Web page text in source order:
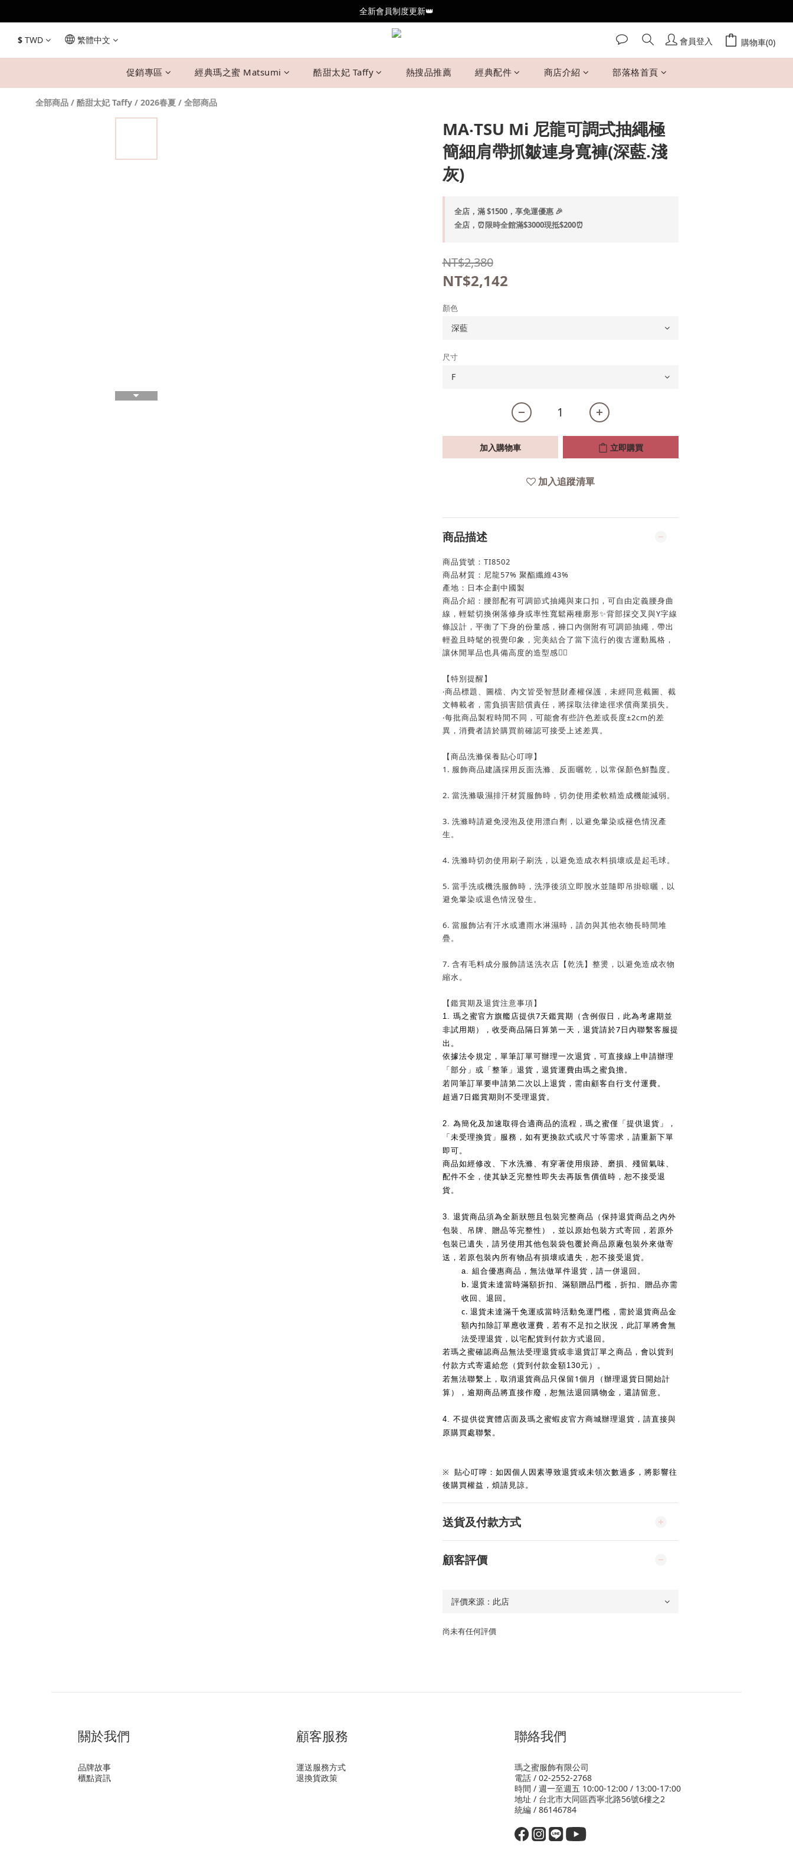
全新會員制度更新👑
全新會員制度更新👑
加入官方LINE🥰最新優惠資訊不錯過
全新會員制度更新👑
$ TWD 繁體中文 會員登入 購物車(0)
促銷專區 經典瑪之蜜 Matsumi 酷甜太妃 Taffy 熱搜品推薦 經典配件 商店介紹 部落格首頁
全部商品 / 酷甜太妃 Taffy / 2026春夏 / 全部商品
MA‧TSU Mi 尼龍可調式抽繩極
簡細肩帶抓皺連身寬褲(深藍.淺
灰)
全店，滿 $1500，享免運優惠 🎉
全店，⏰限時全館滿$3000現抵$200⏰
NT$2,380
NT$2,142
顏色
尺寸
加入購物車 立即購買
加入追蹤清單
商品描述
商品貨號：TI8502
商品材質：尼龍57% 聚酯纖維43%
產地：日本企劃中國製
商品介紹：腰部配有可調節式抽繩與束口扣，可自由定義腰身曲
線，輕鬆切換俐落修身或率性寬鬆兩種廓形✨背部採交叉與Y字線
條設計，平衡了下身的份量感，褲口內側附有可調節抽繩，帶出
輕盈且時髦的視覺印象，完美結合了當下流行的復古運動風格，
讓休閒單品也具備高度的造型感🏃‍♀️
【特別提醒】
‧商品標題、圖檔、內文皆受智慧財產權保護，未經同意截圖、截
文轉載者，需負損害賠償責任，將採取法律途徑求償商業損失。
‧每批商品製程時間不同，可能會有些許色差或長度±2cm的差
異，消費者請於購買前確認可接受上述差異。
【商品洗滌保養貼心叮嚀】
1. 服飾商品建議採用反面洗滌、反面曬乾，以常保顏色鮮豔度。
2. 當洗滌吸濕排汗材質服飾時，切勿使用柔軟精造成機能減弱。
3. 洗滌時請避免浸泡及使用漂白劑，以避免暈染或褪色情況產
生。
4. 洗滌時切勿使用刷子刷洗，以避免造成衣料損壞或是起毛球。
5. 當手洗或機洗服飾時，洗淨後須立即脫水並隨即吊掛晾曬，以
避免暈染或退色情況發生。
6. 當服飾沾有汗水或遭雨水淋濕時，請勿與其他衣物長時間堆
疊。
7. 含有毛料成分服飾請送洗衣店【乾洗】整燙，以避免造成衣物
縮水。
【鑑賞期及退貨注意事項】
1. 瑪之蜜官方旗艦店提供7天鑑賞期（含例假日，此為考慮期並
非試用期），收受商品隔日算第一天，退貨請於7 日內聯繫客服提
出。
依據法令規定，單筆訂單可辦理一次退貨，可直接線上申請辦理
「部分」或「整筆」退貨，退貨運費由瑪之蜜負擔。
若同筆訂單要申請第二次以上退貨，需由顧客自行支付運費。
超過7 日鑑賞期則不受理退貨。
2. 為簡化及加速取得合適商品的流程，瑪之蜜僅「提供退貨」，
「未受理換貨」服務，如有更換款式或尺寸等需求，請重新下單
即可。
商品如經修改、下水洗滌、有穿著使用痕跡、磨損、殘留氣味、
配件不全，使其缺乏完整性即失去再販售價值時，恕不接受退
貨。
3. 退貨商品須為全新狀態且包裝完整商品（保持退貨商品之內外
包裝、吊牌、贈品等完整性），並以原始包裝方式寄回，若原外
包裝已遺失，請另使用其他包裝袋包覆於商品原廠包裝外來做寄
送，若原包裝內所有物品有損壞或遺失，恕不接受退貨。
a. 組合優惠商品，無法做單件退貨，請一併退回。
b. 退貨未達當時滿額折扣、滿額贈品門檻，折扣、贈品亦需
收回、退回。
c. 退貨未達滿千免運或當時活動免運門檻，需於退貨商品金
額內扣除訂單應收運費，若有不足扣之狀況，此訂單將會無
法受理退貨，以宅配貨到付款方式退回。
若瑪之蜜確認商品無法受理退貨或非退貨訂單之商品，會以貨到
付款方式寄還給您（貨到付款金額130元）。
若無法聯繫上，取消退貨商品只保留 1 個月（辦理退貨日開始計
算），逾期商品將直接作廢，恕無法退回購物金，還請留意。
4. 不提供從實體店面及瑪之蜜蝦皮官方商城辦理退貨，請直接與
原購買處聯繫。
※
貼心叮嚀：如因個人因素導致退貨或未領次數過多，將影響往
後購買權益，煩請見諒。
送貨及付款方式
顧客評價
尚未有任何評價
立即購買
關於我們
品牌故事
櫃點資訊
顧客服務
運送服務方式
退換貨政策
聯絡我們
瑪之蜜服飾有限公司
電話 / 02-2552-2768
時間 / 週一至週五 10:00-12:00 / 13:00-17:00
地址 / 台北市大同區西寧北路56號6樓之2
統編 / 86146784